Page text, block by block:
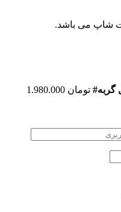
شاپ می باشد.
گربه# تومان